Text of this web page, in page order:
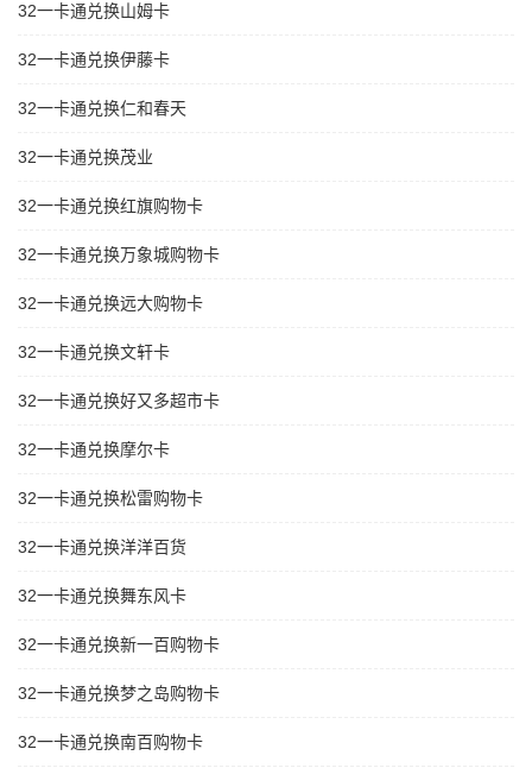
32一卡通兑换山姆卡
32一卡通兑换伊藤卡
32一卡通兑换仁和春天
32一卡通兑换茂业
32一卡通兑换红旗购物卡
32一卡通兑换万象城购物卡
32一卡通兑换远大购物卡
32一卡通兑换文轩卡
32一卡通兑换好又多超市卡
32一卡通兑换摩尔卡
32一卡通兑换松雷购物卡
32一卡通兑换洋洋百货
32一卡通兑换舞东风卡
32一卡通兑换新一百购物卡
32一卡通兑换梦之岛购物卡
32一卡通兑换南百购物卡